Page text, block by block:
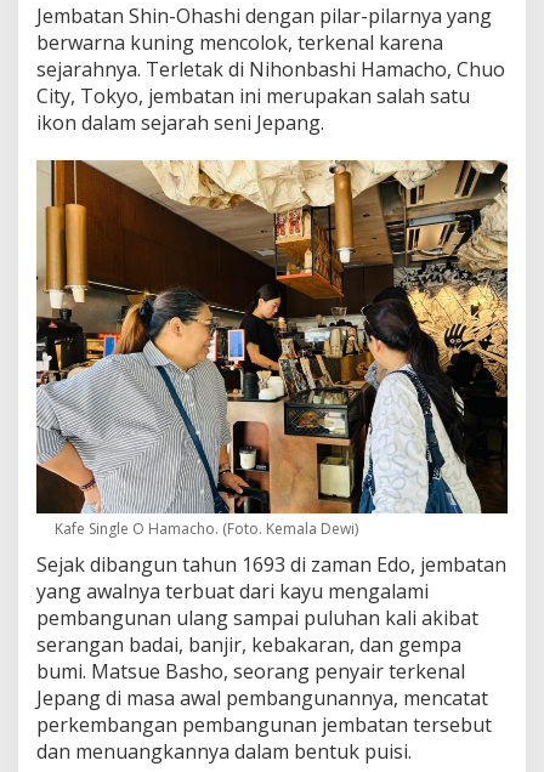
n
K
o
p
i
J
p
a
n
s
a
A
u
s
t
r
a
l
i
a
Jembatan Shin-Ohashi dengan pilar-pilarnya yang
berwarna kuning mencolok, terkenal karena
sejarahnya. Terletak di Nihonbashi Hamacho, Chuo
City, Tokyo, jembatan ini merupakan salah satu
ikon dalam sejarah seni Jepang.
Kafe Single O Hamacho. (Foto. Kemala Dewi)
Sejak dibangun tahun 1693 di zaman Edo, jembatan
yang awalnya terbuat dari kayu mengalami
pembangunan ulang sampai puluhan kali akibat
serangan badai, banjir, kebakaran, dan gempa
bumi. Matsue Basho, seorang penyair terkenal
Jepang di masa awal pembangunannya, mencatat
perkembangan pembangunan jembatan tersebut
dan menuangkannya dalam bentuk puisi.